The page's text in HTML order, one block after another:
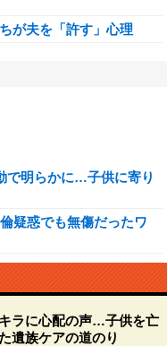
が夫を「許す」心理
で明らかに…子供に寄り
疑惑でも無傷だったワ
ラに心配の声…子供を亡
遺族ケアの道のり